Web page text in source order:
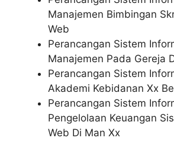
Manajemen Bimbingan
Web
Perancangan Sistem
Manajemen Pada Gereja
Perancangan Sistem
Akademi Kebidanan Xx
Perancangan Sistem
Pengelolaan Keuangan
Web Di Man Xx